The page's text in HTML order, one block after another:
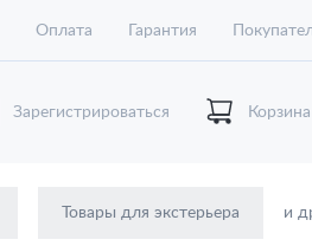
Оплата Гарантия
Зарегистрироваться
Товары для экстерьера и